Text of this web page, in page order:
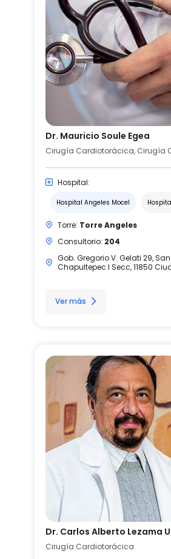
Dr. Mauricio Soule Egea
Hospital:
Hospital Angeles Mocel
Torre: Torre Angeles
Consultorio: 204
Gob. Gregorio V. Gelati 29,
Chapultepec I Secc, 11850
Ver más
Dr. Carlos Alberto Lezama
Cirugía Cardiotorácica